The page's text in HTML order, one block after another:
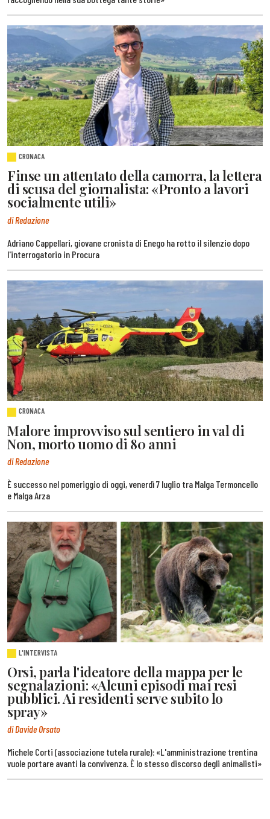
CRONACA
Finse un attentato della camorra, la lettera
di scusa del giornalista: «Pronto a lavori
socialmente utili»
di Redazione
Adriano Cappellari, giovane cronista di Enego ha rotto il silenzio dopo
l'interrogatorio in Procura
CRONACA
Malore improvviso sul sentiero in val di
Non, morto uomo di 80 anni
di Redazione
È successo nel pomeriggio di oggi, venerdì 7 luglio tra Malga Termoncello
e Malga Arza
L'INTERVISTA
Orsi, parla l'ideatore della mappa per le
segnalazioni: «Alcuni episodi mai resi
pubblici. Ai residenti serve subito lo
spray»
di Davide Orsato
Michele Corti (associazione tutela rurale): «L'amministrazione trentina
vuole portare avanti la convivenza. È lo stesso discorso degli animalisti»